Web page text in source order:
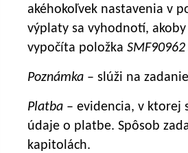
akéhokoľvek nastavenia v
výplaty sa vyhodnotí,
vypočíta položka
Poznámka – slúži na
Platba – evidencia, v ktorej
údaje o platbe. Spôsob
kapitolách.